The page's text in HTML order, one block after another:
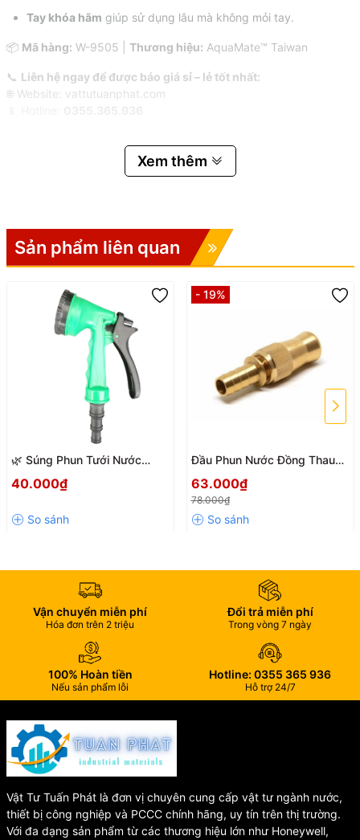
Tay khóa hãm giúp sử dụng lâu mà không mỏi tay.
📦 Mã hàng: W-9505 | Thương hiệu: AquaMate™ Taiwan
📞 Liên hệ ngay để được báo giá sỉ – lẻ tốt nhất:
🌐 Website: vattutuanphat.com
#VatTuTuanPhat #TaiwanXem thêm
Sản phẩm liên quan
🌿 Súng Phun Tưới Nước
Aquamate – 5 Chế Độ Phun,
40.000₫
- 19%
Đầu Phun Nước Đồng Thau
Bền Bỉ, Tia Phun Mạnh, Kín
Nước
63.000₫
78.000₫
Vận chuyển miễn phí
Hóa đơn trên 2 triệu
Đổi trả miễn phí
Trong vòng 7 ngày
100% Hoàn tiền
Nếu sản phẩm lỗi
Hotline: 0355 365 936
Hỗ trợ 24/7
Vật Tư Tuấn Phát là đơn vị chuyên cung cấp vật tư ngành nước,
thiết bị công nghiệp và PCCC chính hãng, uy tín trên thị trường.
Với đa dạng sản phẩm từ các thương hiệu lớn như Honeywell,